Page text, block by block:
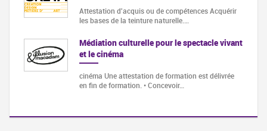
Attestation d'acquis ou de compétences Acquérir
les bases de la teinture naturelle.…
Médiation culturelle pour le spectacle vivant
et le cinéma
cinéma Une attestation de formation est délivrée
en fin de formation. • Concevoir…